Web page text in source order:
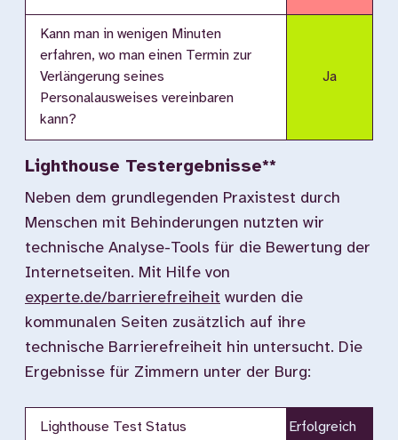
Kann man in wenigen Minuten
erfahren, wo man einen Termin zur
Verlängerung seines
Personalausweises vereinbaren
kann?
Ja
Lighthouse Testergebnisse**
Neben dem grundlegenden Praxistest durch
Menschen mit Behinderungen nutzten wir
technische Analyse-Tools für die Bewertung der
Internetseiten. Mit Hilfe von
experte.de/barrierefreiheit wurden die
kommunalen Seiten zusätzlich auf ihre
technische Barrierefreiheit hin untersucht. Die
Ergebnisse für Zimmern unter der Burg:
Lighthouse Test Status
Erfolgreich